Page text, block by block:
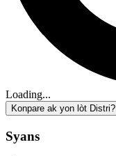
Loading...
Konpare ak yon lòt Distri?
Syans